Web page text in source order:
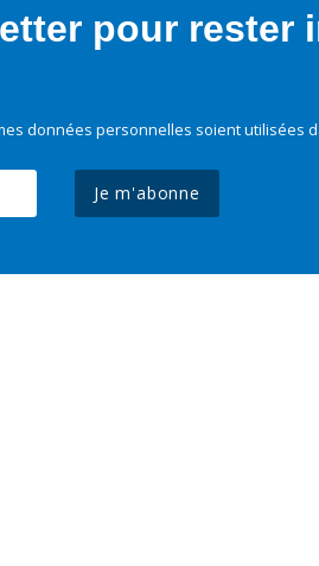
pour rester
données personnelles soient utilisées
Je m'abonne